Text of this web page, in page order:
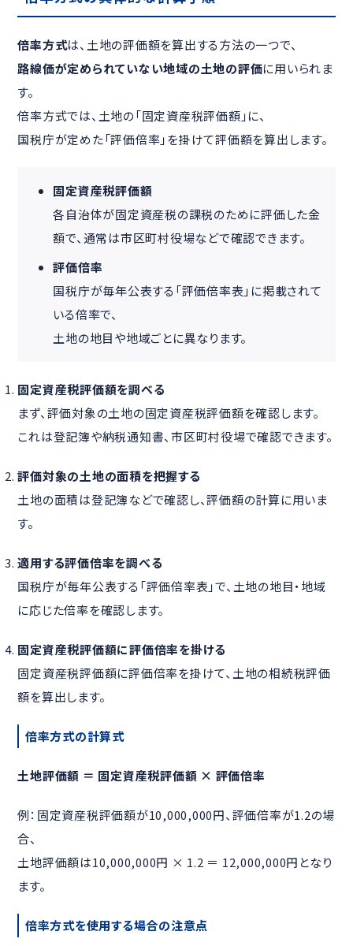
倍率方式は、土地の評価額を算出する方法の一つで、
路線価が定められていない地域の土地の評価に用いられま
す。
倍率方式では、土地の「固定資産税評価額」に、
国税庁が定めた「評価倍率」を掛けて評価額を算出します。
固定資産税評価額
各自治体が固定資産税の課税のために評価した金
額で、通常は市区町村役場などで確認できます。
評価倍率
国税庁が毎年公表する「評価倍率表」に掲載されて
いる倍率で、
土地の地目や地域ごとに異なります。
固定資産税評価額を調べる
まず、評価対象の土地の固定資産税評価額を確認します。
これは登記簿や納税通知書、市区町村役場で確認できます。
評価対象の土地の面積を把握する
土地の面積は登記簿などで確認し、評価額の計算に用いま
す。
適用する評価倍率を調べる
国税庁が毎年公表する「評価倍率表」で、土地の地目・地域
に応じた倍率を確認します。
固定資産税評価額に評価倍率を掛ける
固定資産税評価額に評価倍率を掛けて、土地の相続税評価
額を算出します。
倍率方式の計算式
土地評価額 ＝ 固定資産税評価額 × 評価倍率
例：固定資産税評価額が10,000,000円、評価倍率が1.2の場
合、
土地評価額は10,000,000円 × 1.2 ＝ 12,000,000円となり
ます。
倍率方式を使用する場合の注意点